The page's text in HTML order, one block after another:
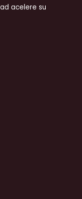
acelere su